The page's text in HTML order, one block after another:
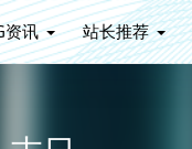
资讯 站长推荐